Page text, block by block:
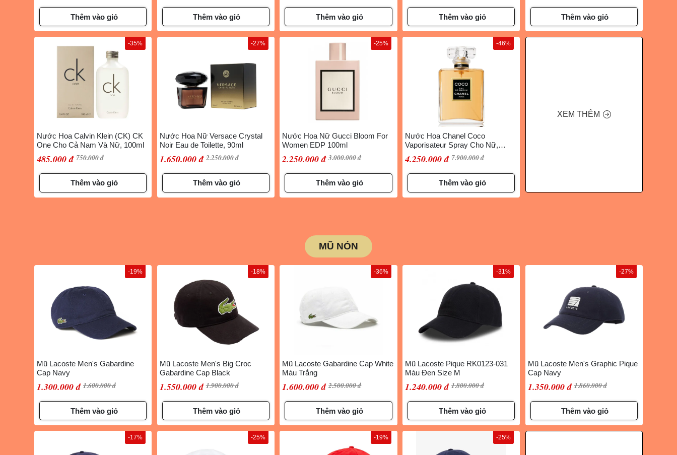
Thêm vào giỏ Thêm vào giỏ Thêm vào giỏ Thêm vào giỏ Thêm vào giỏ
Nước Hoa Calvin Klein (CK) CK
One Cho Cả Nam Và Nữ, 100ml
485.000 đ 750.000 đ
-35%
Thêm vào giỏ
Nước Hoa Nữ Versace Crystal
Noir Eau de Toilette, 90ml
1.650.000 đ 2.250.000 đ
-27%
Thêm vào giỏ
Nước Hoa Nữ Gucci Bloom For
Women EDP 100ml
2.250.000 đ 3.000.000 đ
-25%
Thêm vào giỏ
Nước Hoa Chanel Coco
Vaporisateur Spray Cho Nữ,
4.250.000 đ 7.900.000 đ
-46%
Thêm vào giỏ
XEM THÊM
MŨ NÓN
Mũ Lacoste Men's Gabardine
Cap Navy
1.300.000 đ 1.600.000 đ
-19%
Thêm vào giỏ
Mũ Lacoste Men's Big Croc
Gabardine Cap Black
1.550.000 đ 1.900.000 đ
-18%
Thêm vào giỏ
Mũ Lacoste Gabardine Cap White
Màu Trắng
1.600.000 đ 2.500.000 đ
-36%
Thêm vào giỏ
Mũ Lacoste Pique RK0123-031
Màu Đen Size M
1.240.000 đ 1.800.000 đ
-31%
Thêm vào giỏ
Mũ Lacoste Men's Graphic Pique
Cap Navy
1.350.000 đ 1.860.000 đ
-27%
Thêm vào giỏ
-17% -25% -19% -25%